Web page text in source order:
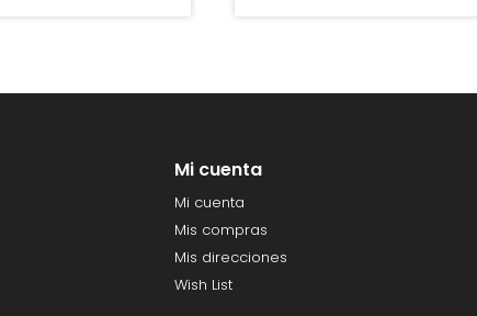
Mi cuenta
Mi cuenta
Mis compras
Mis direcciones
Wish List